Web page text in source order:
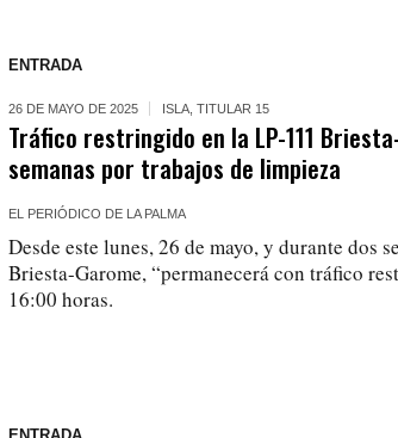
ENTRADA
26 DE MAYO DE 2025 ISLA ,TITULAR 15
Tráfico restringido en la LP-111
semanas por trabajos de limpieza
EL PERIÓDICO DE LA PALMA
Desde este lunes, 26 de mayo, y durante dos
Briesta-Garome, “permanecerá con tráfico
16:00 horas.